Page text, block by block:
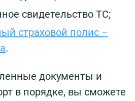
свидетельство ТС;
страховой полис –
.
документы и
в порядке, вы сможете